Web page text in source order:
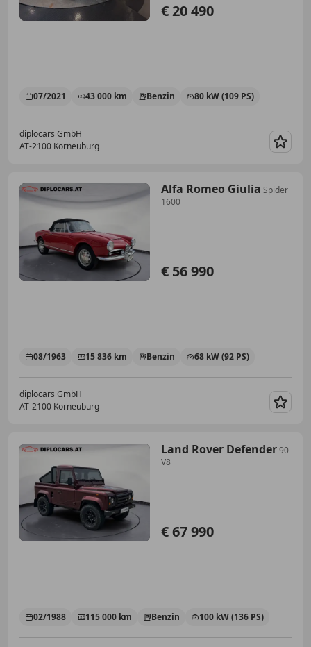
€ 20 490
07/2021 43 000 km Benzin 80 kW (109 PS)
diplocars GmbH
AT-2100 Korneuburg
Alfa Romeo Giulia Spider
1600
€ 56 990
08/1963 15 836 km Benzin 68 kW (92 PS)
diplocars GmbH
AT-2100 Korneuburg
Land Rover Defender90
V8
€ 67 990
02/1988 115 000 km Benzin 100 kW (136 PS)